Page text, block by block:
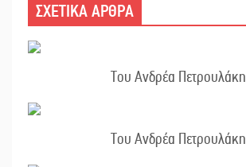
ΣΧΕΤΙΚΑ ΑΡΘΡΑ
Του Ανδρέα Πετρουλάκη
Του Ανδρέα Πετρουλάκη